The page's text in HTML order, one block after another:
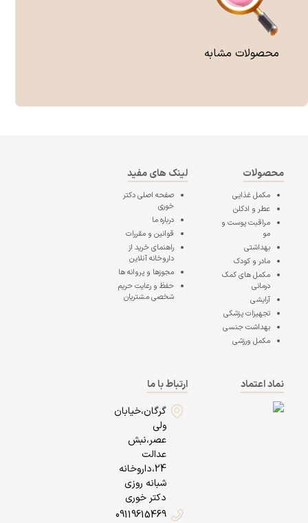
محصولات مشابه
محصولات
مکمل غذایی
عطر و ادکلن
مراقبت پوست و
مو
بهداشتی
مادر و کودک
مکمل های کمک
درمانی
آرایشی
تجهیزات پزشکی
بهداشت جنسی
مکمل ورزشی
لینک های مفید
صفحه اصلیدکتر
خوری
درباره ما
قوانین و مقررات
راهنمای خرید از
داروخانه آنلاین
مجوزها و پروانه ها
حفظ و رعایت حریم
شخصی مشتریان
نماد اعتماد
ارتباط با ما
گرگان،خیابان
ولی
عصر،نبش
عدالت
24،داروخانه
شبانه روزی
دکتر خوری
09119615469